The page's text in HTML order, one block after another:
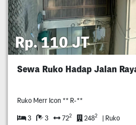
Rp. 110 JT
Sewa Ruko Hadap Jalan
Ruko Merr Icon ** R-**
3 3 722 2482 | Ruko